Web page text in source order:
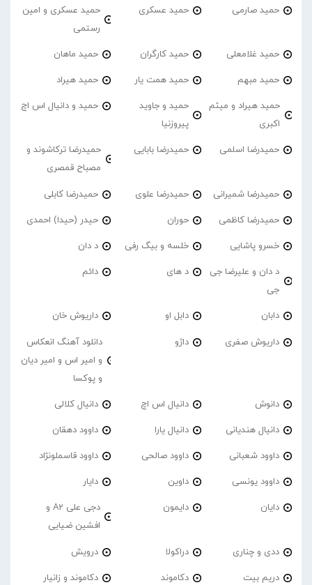
حمید صارمی حمید عسکری
حمید عسکری و امین
رستمی
حمید غلامعلی حمید کارگران حمید ماهان
حمید مبهم حمید همت یار حمید هیراد
حمید هیراد و میثم
اکبری
حمید و جاوید
پیروزنیا
حمید و دانیال اس اچ
حمیدرضا اسلمی حمیدرضا بابایی
حمیدرضا ترکاشوند و
مصباح قمصری
حمیدرضا شمیرانی حمیدرضا علوی حمیدرضا کابلی
حمیدرضا کاظمی حوران حیدر (حیدا) احمدی
خسرو پاشایی خلسه و بیگ رفی د دان
د دان و علیرضا جی
جی
د های دائم
دابان دابل او داریوش خان
داریوش صفری داژو
دانلود آهنگ انعکاس
و امیر اس و امیر دیان
و پوکسا
دانوش دانیال اس اچ دانیال کلالی
دانیال هندیانی دانیال یارا داوود دهقان
داوود شعبانی داوود صالحی داوود قاسملونژاد
داوود یونسی داوین دایار
دایان دایمون
دجی علی A2 و
افشین ضیایی
ددی و چناری دراکولا درویش
دریم بیت دکاموند دکاموند و زانیار